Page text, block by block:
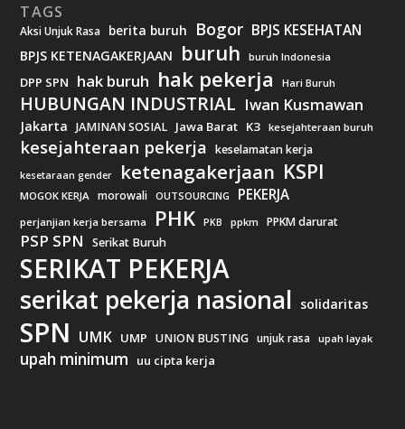
TAGS
Aksi Unjuk Rasa berita buruh Bogor BPJS KESEHATAN
BPJS KETENAGAKERJAAN buruh buruh Indonesia
DPP SPN hak buruh hak pekerja Hari Buruh
HUBUNGAN INDUSTRIAL Iwan Kusmawan
Jakarta JAMINAN SOSIAL Jawa Barat K3 kesejahteraan buruh
kesejahteraan pekerja keselamatan kerja
kesetaraan gender ketenagakerjaan KSPI
MOGOK KERJA morowali OUTSOURCING PEKERJA
perjanjian kerja bersama PHK PKB ppkm PPKM darurat
PSP SPN Serikat Buruh
SERIKAT PEKERJA
serikat pekerja nasional solidaritas
SPN UMK UMP UNION BUSTING unjuk rasa upah layak
upah minimum uu cipta kerja